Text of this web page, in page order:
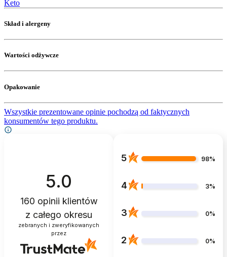
Keto
Skład i alergeny
Wartości odżywcze
Opakowanie
Wszystkie prezentowane opinie pochodzą od faktycznych
konsumentów tego produktu.
5.0
160 opinii klientów
z całego okresu
zebranych i zweryfikowanych
przez
5 98%
4 3%
3 0%
2 0%